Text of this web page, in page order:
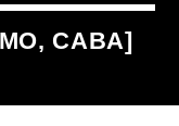
CABA]